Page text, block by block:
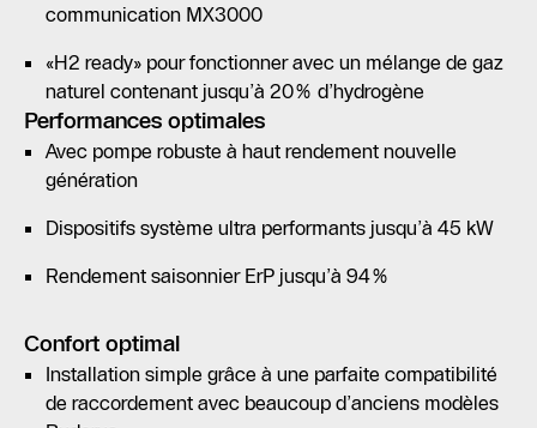
communication MX3000
«H2 ready» pour fonctionner avec un mélange de gaz
naturel contenant jusqu’à 20% d’hydrogène
Performances optimales
Avec pompe robuste à haut rendement nouvelle
génération
Dispositifs système ultra performants jusqu’à 45 kW
Rendement saisonnier ErP jusqu’à 94%
Confort optimal
Installation simple grâce à une parfaite compatibilité
de raccordement avec beaucoup d’anciens modèles